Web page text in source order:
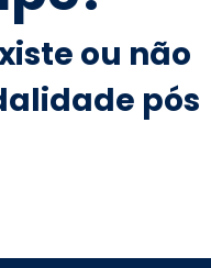
ou não
pós